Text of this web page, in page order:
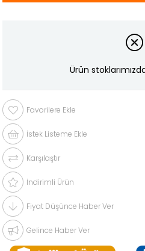
Ürün
Favorilere Ekle
İstek Listeme Ekle
Karşılaştır
İndirimli Ürün
Fiyat Düşünce Haber Ver
Gelince Haber Ver